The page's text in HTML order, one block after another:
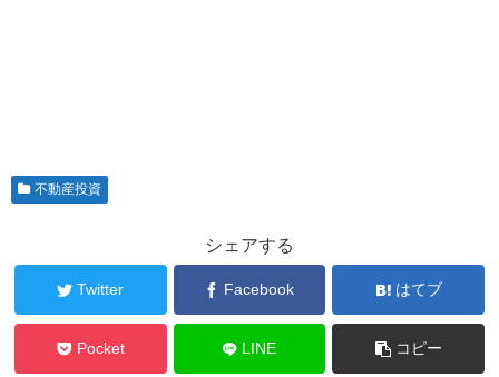
不動産投資
シェアする
Twitter Facebook はてブ
Pocket LINE コピー